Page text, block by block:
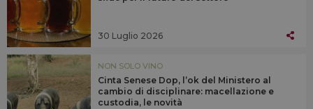
30 Luglio 2026
NON SOLO VINO
Cinta Senese Dop, l’ok del Ministero al
cambio di disciplinare: macellazione e
custodia, le novità